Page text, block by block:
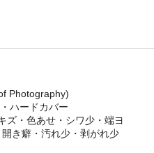
Photography)
ハードカバー
ズ・色あせ・シワ少・端ヨ
き癖・汚れ少・剥がれ少